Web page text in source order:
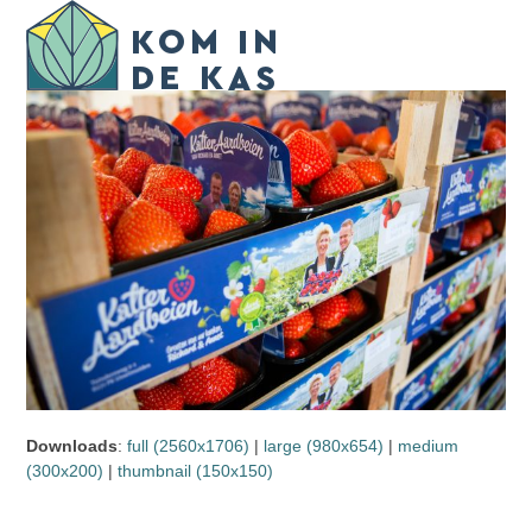
content
Open
mobile
menu
Close
mobile
menu
Downloads:full (2560x1706) | large (980x654) | medium
(300x200) |thumbnail (150x150)